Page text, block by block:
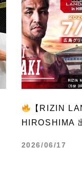
【RIZIN
HIROSHIMA
2026/06/17